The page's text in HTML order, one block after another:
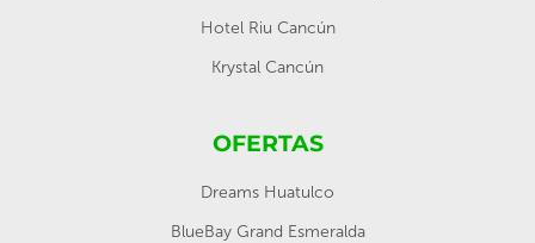
Hotel Riu Cancún
Krystal Cancún
OFERTAS
Dreams Huatulco
BlueBay Grand Esmeralda